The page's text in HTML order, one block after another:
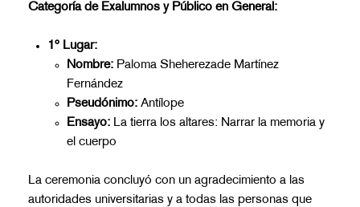
Categoría de Exalumnos y Público en General:
1º Lugar:
Nombre: Paloma Sheherezade Martínez
Fernández
Pseudónimo: Antílope
Ensayo: La tierra los altares: Narrar la memoria y
el cuerpo
La ceremonia concluyó con un agradecimiento a las
autoridades universitarias y a todas las personas que